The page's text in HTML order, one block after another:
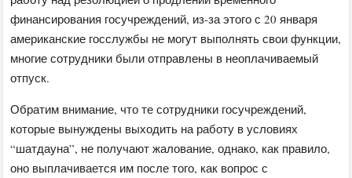
финансирования госучреждений, из-за этого с 20 января
американские госслужбы не могут выполнять свои функции,
многие сотрудники были отправлены в неоплачиваемый
отпуск.
Обратим внимание, что те сотрудники госучреждений,
которые вынуждены выходить на работу в условиях
“шатдауна”, не получают жалование, однако, как правило,
оно выплачивается им после того, как вопрос с